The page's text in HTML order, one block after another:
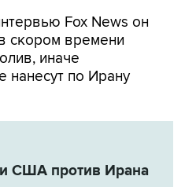
Fox News он
скором времени
иначе
нанесут по Ирану
США против Ирана